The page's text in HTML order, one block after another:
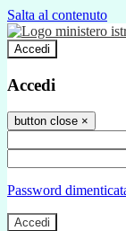
Salta al contenuto
Accedi
Accedi
button close ×
Password